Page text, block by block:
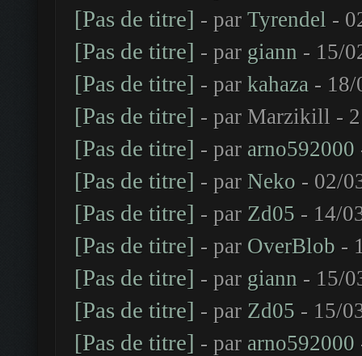
[Pas de titre] - par Tyrendel -
[Pas de titre] - par giann - 15/
[Pas de titre] - par kahaza - 18/
[Pas de titre] - par Marzikill -
[Pas de titre] - par arno592000
[Pas de titre] - par Neko - 02/
[Pas de titre] - par Zd05 - 14/
[Pas de titre] - par OverBlob -
[Pas de titre] - par giann - 15/
[Pas de titre] - par Zd05 - 15/
[Pas de titre] - par arno592000